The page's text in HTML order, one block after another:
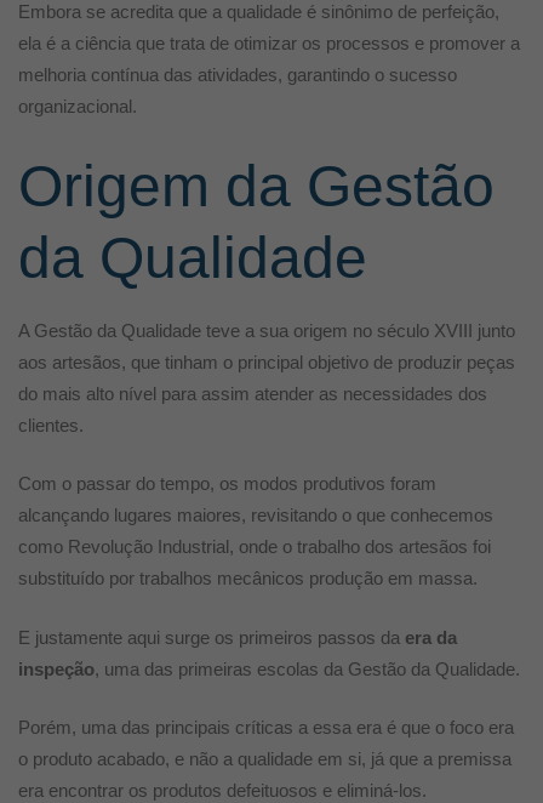
Embora se acredita que a qualidade é sinônimo de perfeição,
ela é a ciência que trata de otimizar os processos e promover a
melhoria contínua das atividades, garantindo o sucesso
organizacional.
Origem da Gestão
da Qualidade
A Gestão da Qualidade teve a sua origem no século XVIII junto
aos artesãos, que tinham o principal objetivo de produzir peças
do mais alto nível para assim atender as necessidades dos
clientes.
Com o passar do tempo, os modos produtivos foram
alcançando lugares maiores, revisitando o que conhecemos
como Revolução Industrial, onde o trabalho dos artesãos foi
substituído por trabalhos mecânicos produção em massa.
E justamente aqui surge os primeiros passos da era da
inspeção, uma das primeiras escolas da Gestão da Qualidade.
Porém, uma das principais críticas a essa era é que o foco era
o produto acabado, e não a qualidade em si, já que a premissa
era encontrar os produtos defeituosos e eliminá-los.